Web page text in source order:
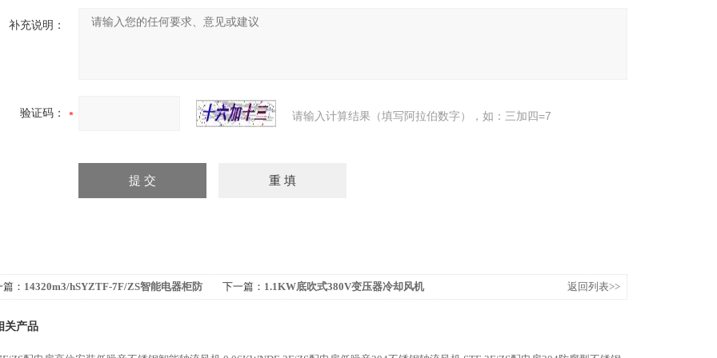
补充说明：
验证码： 请输入计算结果（填写阿拉伯数字），如：三加四=7
： 14320m3/hSYZTF-7F/ZS智能电器柜防
下一篇： 1.1KW底吹式380V变压器冷却风机
返回列表>>
关产品